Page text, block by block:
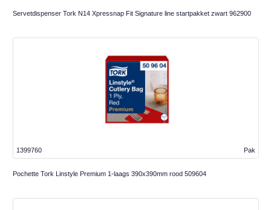
Servetdispenser Tork N14 Xpressnap Fit Signature line startpakket zwart 962900
Pak
1399760
Pochette Tork Linstyle Premium 1-laags 390x390mm rood 509604